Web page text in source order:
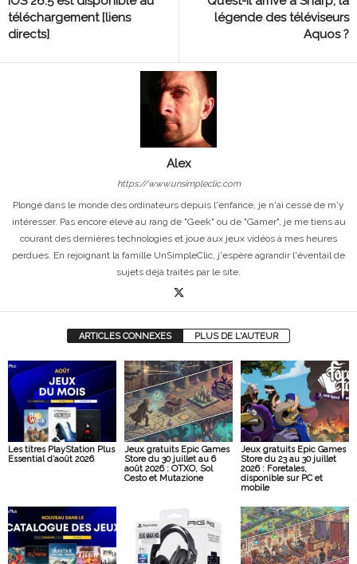
téléchargement [liens
directs]
légende des téléviseurs
Aquos ?
Alex
https://www.unsimpleclic.com
Plongé dans le monde des ordinateurs depuis l'enfance, je n'ai cessé de m'y
intéresser. Pas encore élevé au rang de "Geek" ou de "Gamer", je me tiens au
courant des dernières technologies et joue aux jeux vidéos à mes heures
perdues. En rejoignant la famille UnSimpleClic, j'espère agrandir l'éventail de
sujets déjà traités par le site.
ARTICLES CONNEXES PLUS DE L'AUTEUR
Les titres PlayStation Plus
Essential d’août 2026
Jeux gratuits Epic Games
Store du 30 juillet au 6
août 2026 : OTXO, Sol
Cesto et Mutazione
Jeux gratuits Epic Games
Store du 23 au 30 juillet
2026 : Foretales,
disponible sur PC et
mobile